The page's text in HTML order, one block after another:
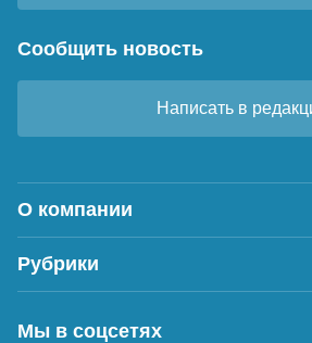
Сообщить новость
Написать в
О компании
Рубрики
Мы в соцсетях